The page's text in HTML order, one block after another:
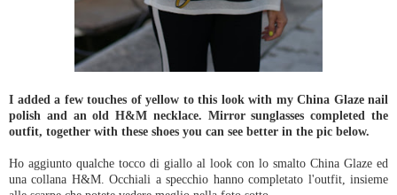
I added a few touches of yellow to this look with my China Glaze nail
polish and an old H&M necklace. Mirror sunglasses completed the
outfit, together with these shoes you can see better in the pic below.
Ho aggiunto qualche tocco di giallo al look con lo smalto China Glaze ed
una collana H&M. Occhiali a specchio hanno completato l'outfit, insieme